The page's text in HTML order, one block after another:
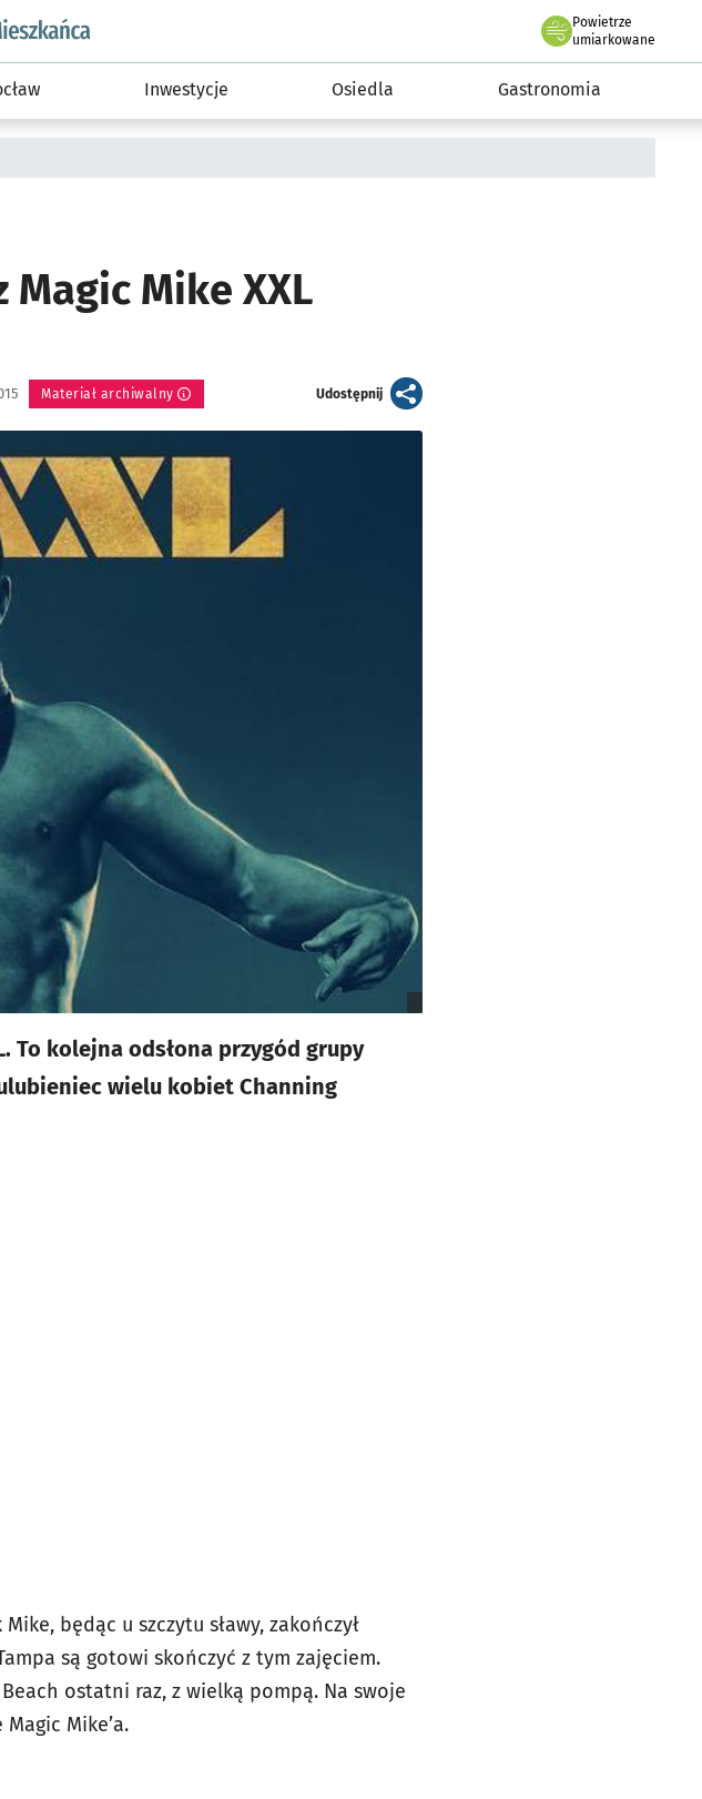
podserwis: Dla mieszkańca
Powietrze
we Wrocławiu
umiarkowane
Inwestycje Osiedla Gastronomia
Mike XXL
Materiał archiwalny Udostępnijartykuł
To kolejna odsłona przygód grupy
wielu kobiet Channing
będąc u szczytu sławy, zakończył
są gotowi skończyć z tym zajęciem.
ostatni raz, z wielką pompą. Na swoje
Mike’a.